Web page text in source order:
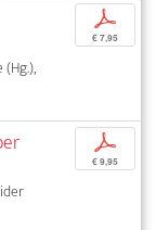
p
€ 7,95
p
€ 9,95